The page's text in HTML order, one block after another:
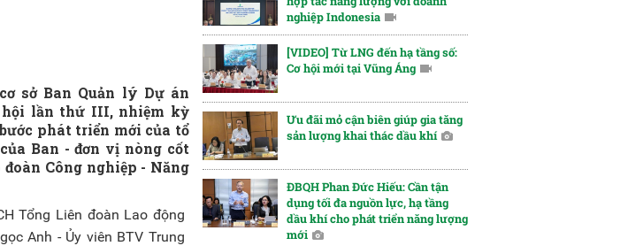
sở Ban Quản lý Dự án
hội lần thứ III, nhiệm kỳ
phát triển mới của tổ
Ban - đơn vị nòng cốt
Công nghiệp - Năng
Tổng Liên đoàn Lao động
Anh - Ủy viên BTV Trung
nghiệp Indonesia
[VIDEO] Từ LNG đến hạ tầng số:
Cơ hội mới tại Vũng Áng
Ưu đãi mỏ cận biên giúp gia tăng
sản lượng khai thác dầu khí
ĐBQH Phan Đức Hiếu: Cần tận
dụng tối đa nguồn lực, hạ tầng
dầu khí cho phát triển năng lượng
mới